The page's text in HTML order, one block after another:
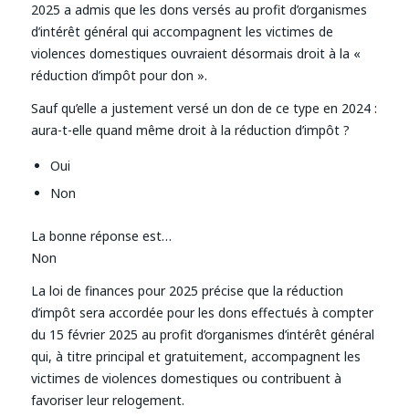
2025 a admis que les dons versés au profit d’organismes
d’intérêt général qui accompagnent les victimes de
violences domestiques ouvraient désormais droit à la «
réduction d’impôt pour don ».
Sauf qu’elle a justement versé un don de ce type en 2024 :
aura-t-elle quand même droit à la réduction d’impôt ?
Oui
Non
La bonne réponse est…
Non
La loi de finances pour 2025 précise que la réduction
d’impôt sera accordée pour les dons effectués à compter
du 15 février 2025 au profit d’organismes d’intérêt général
qui, à titre principal et gratuitement, accompagnent les
victimes de violences domestiques ou contribuent à
favoriser leur relogement.